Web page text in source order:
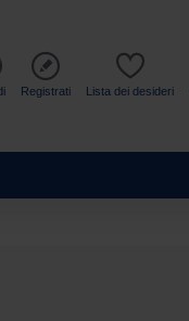
Registrati Lista dei desideri